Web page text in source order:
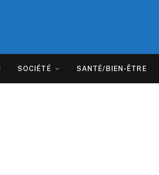
SOCIÉTÉ SANTÉ/BIEN-ÊTRE